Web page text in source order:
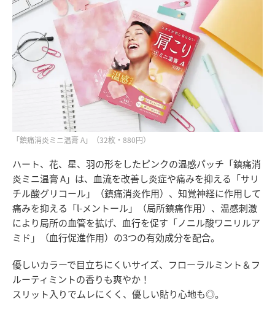
「鎮痛消炎ミニ温膏 A」（32枚・880円）
ハート、花、星、羽の形をしたピンクの温感パッチ「鎮痛消
炎ミニ温膏 A」は、血流を改善し炎症や痛みを抑える「サリ
チル酸グリコール」（鎮痛消炎作用）、知覚神経に作用して
痛みを抑える「l-メントール」（局所鎮痛作用）、温感刺激
により局所の血管を拡げ、血行を促す「ノニル酸ワニリルア
ミド」（血行促進作用）の3つの有効成分を配合。
優しいカラーで目立ちにくいサイズ、フローラルミント＆フ
ルーティミントの香りも爽やか！
スリット入りでムレにくく、優しい貼り心地も◎。